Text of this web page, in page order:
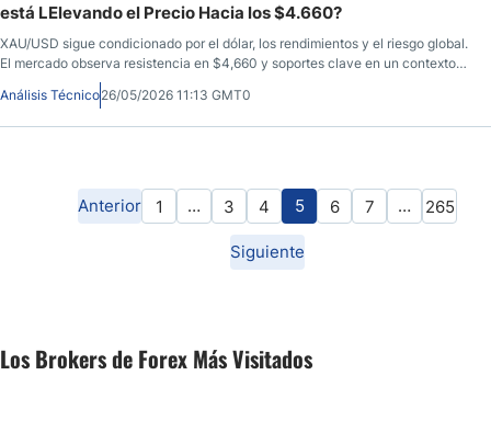
está LElevando el Precio Hacia los $4.660?
XAU/USD sigue condicionado por el dólar, los rendimientos y el riesgo global.
El mercado observa resistencia en $4,660 y soportes clave en un contexto
de movimiento lateral.
Análisis Técnico26/05/2026 11:13 GMT0
Anterior 1 … 3 4 5 6 7 … 265
Siguiente
Los Brokers de Forex Más Visitados